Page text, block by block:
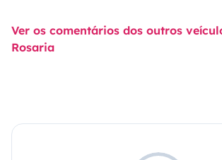
Ver os comentários dos outros
Rosaria